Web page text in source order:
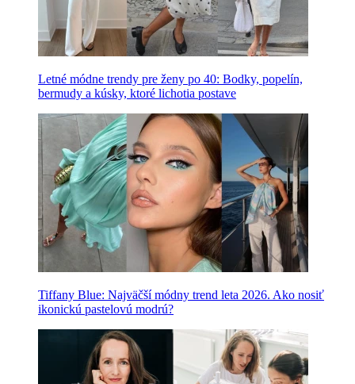
Letné módne trendy pre ženy po 40: Bodky, popelín,
bermudy a kúsky, ktoré lichotia postave
Tiffany Blue: Najväčší módny trend leta 2026. Ako nosiť
ikonickú pastelovú modrú?